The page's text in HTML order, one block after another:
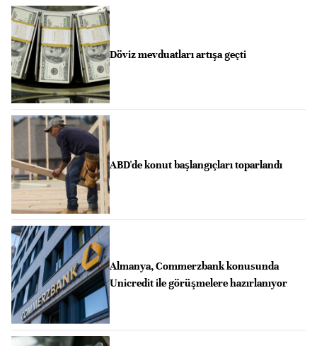
Döviz mevduatları artışa geçti
ABD'de konut başlangıçları toparlandı
Almanya, Commerzbank konusunda
Unicredit ile görüşmelere hazırlanıyor